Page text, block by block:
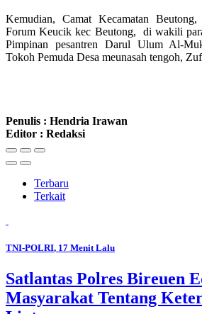
Kemudian, Camat Kecamatan
Forum Keucik kec Beutong, di wakili
Pimpinan pesantren Darul Ulum Al-
Tokoh Pemuda Desa meunasah tengoh,
Penulis : Hendria Irawan
Editor : Redaksi
Terbaru
Terkait
TNI-POLRI, 17 Menit Lalu
Satlantas Polres Bireuen
Masyarakat Tentang